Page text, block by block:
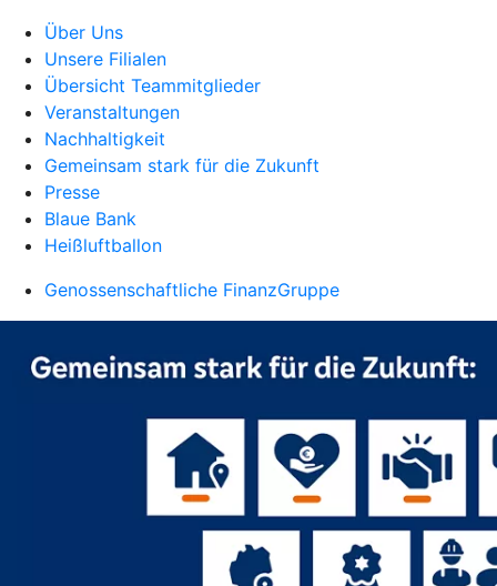
Über Uns
Unsere Filialen
Übersicht Teammitglieder
Veranstaltungen
Nachhaltigkeit
Gemeinsam stark für die Zukunft
Presse
Blaue Bank
Heißluftballon
Genossenschaftliche FinanzGruppe